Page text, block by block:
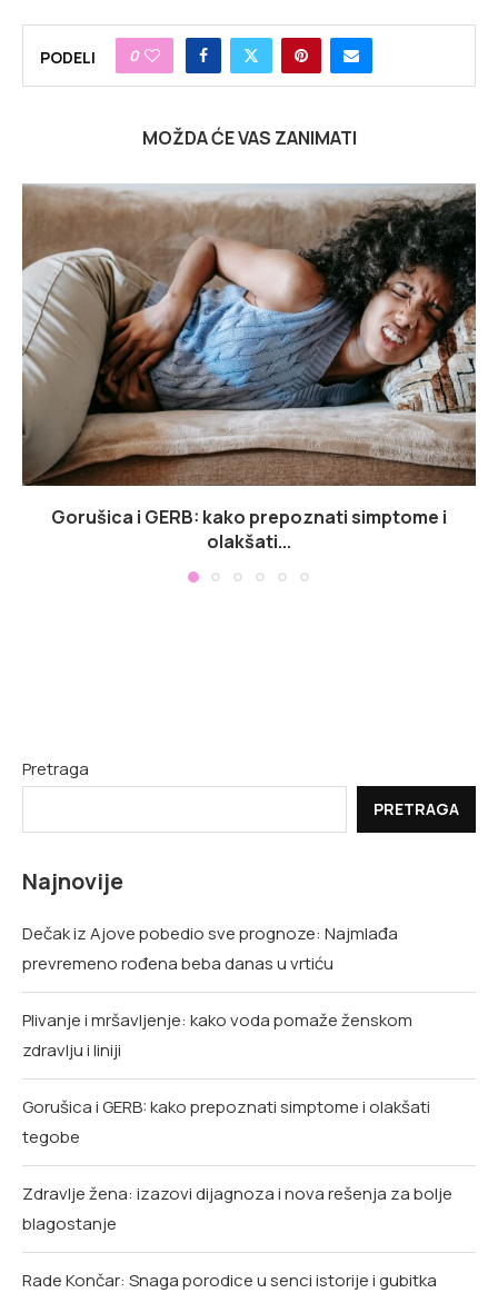
PODELI 0
MOŽDA ĆE VAS ZANIMATI
Gorušica i GERB: kako prepoznati simptome i
olakšati...
Pretraga
PRETRAGA
Najnovije
Dečak iz Ajove pobedio sve prognoze: Najmlađa
prevremeno rođena beba danas u vrtiću
Plivanje i mršavljenje: kako voda pomaže ženskom
zdravlju i liniji
Gorušica i GERB: kako prepoznati simptome i olakšati
tegobe
Zdravlje žena: izazovi dijagnoza i nova rešenja za bolje
blagostanje
Rade Končar: Snaga porodice u senci istorije i gubitka